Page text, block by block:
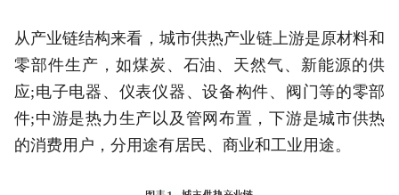
从产业链结构来看，城市供热产业链上游是原材料和
零部件生产，如煤炭、石油、天然气、新能源的供
应;电子电器、仪表仪器、设备构件、阀门等的零部
件;中游是热力生产以及管网布置，下游是城市供热
的消费用户，分用途有居民、商业和工业用途。